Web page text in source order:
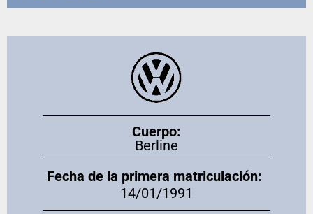
Cuerpo:
Berline
Fecha de la primera matriculación:
14/01/1991